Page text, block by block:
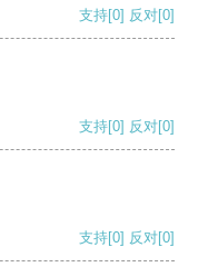
支持[0] 反对[0]
支持[0] 反对[0]
支持[0] 反对[0]